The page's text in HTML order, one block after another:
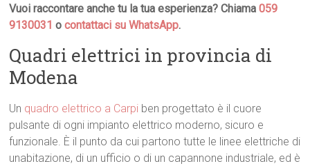
Vuoi raccontare anche tu la tua esperienza? Chiama059
9130031 ocontattaci su WhatsApp.
Quadri elettrici in provincia di
Modena
Un quadro elettrico a Carpi ben progettato è il cuore
pulsante di ogni impianto elettrico moderno, sicuro e
funzionale. È il punto da cui partono tutte le linee elettriche di
unabitazione, di un ufficio o di un capannone industriale, ed è